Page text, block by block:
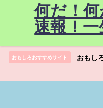
何だ！
速報！一
おもしろおすすめサイト
おもし